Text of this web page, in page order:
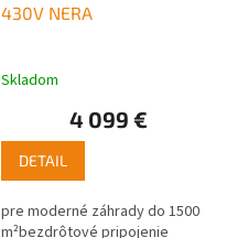
430V NERA
Skladom
4 099 €
DETAIL
pre moderné záhrady do 1500
m²bezdrôtové pripojenie